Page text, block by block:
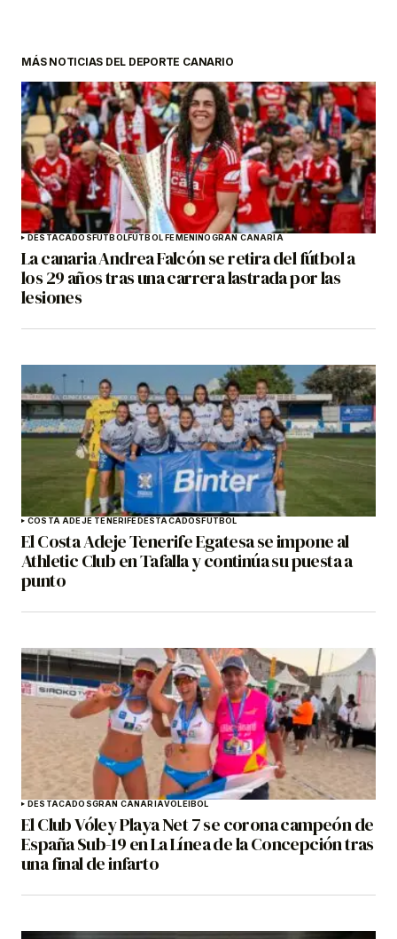
MÁS NOTICIAS DEL DEPORTE CANARIO
DESTACADOSFÚTBOLFÚTBOL FEMENINOGRAN CANARIA
La canaria Andrea Falcón se retira del fútbol a
los 29 años tras una carrera lastrada por las
lesiones
COSTA ADEJE TENERIFEDESTACADOSFÚTBOL
El Costa Adeje Tenerife Egatesa se impone al
Athletic Club en Tafalla y continúa su puesta a
punto
DESTACADOSGRAN CANARIAVOLEIBOL
El Club Vóley Playa Net 7 se corona campeón de
España Sub-19 en La Línea de la Concepción tras
una final de infarto